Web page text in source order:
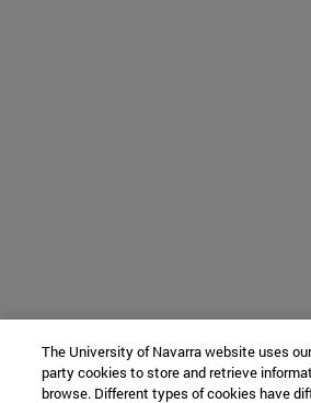
The University of Navarra website uses
party cookies to store and retrieve
browse. Different types of cookies have